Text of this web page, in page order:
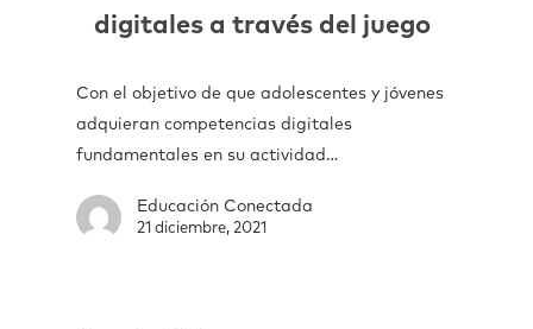
digitales a través del juego
Con el objetivo de que adolescentes y jóvenes
adquieran competencias digitales
fundamentales en su actividad…
Educación Conectada
21 diciembre, 2021